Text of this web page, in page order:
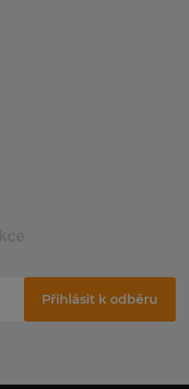
Přihlásit k odběru